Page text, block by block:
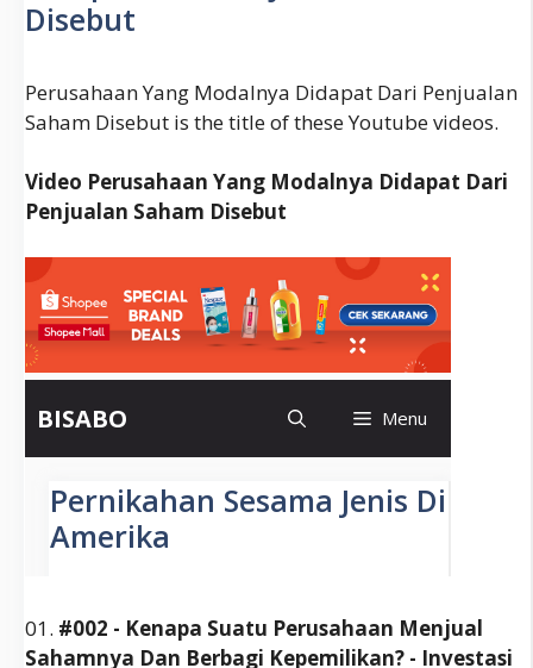
Disebut
Perusahaan Yang Modalnya Didapat Dari Penjualan
Saham Disebut is the title of these Youtube videos.
Video Perusahaan Yang Modalnya Didapat Dari
Penjualan Saham Disebut
01. #002 - Kenapa Suatu Perusahaan Menjual
Sahamnya Dan Berbagi Kepemilikan? - Investasi